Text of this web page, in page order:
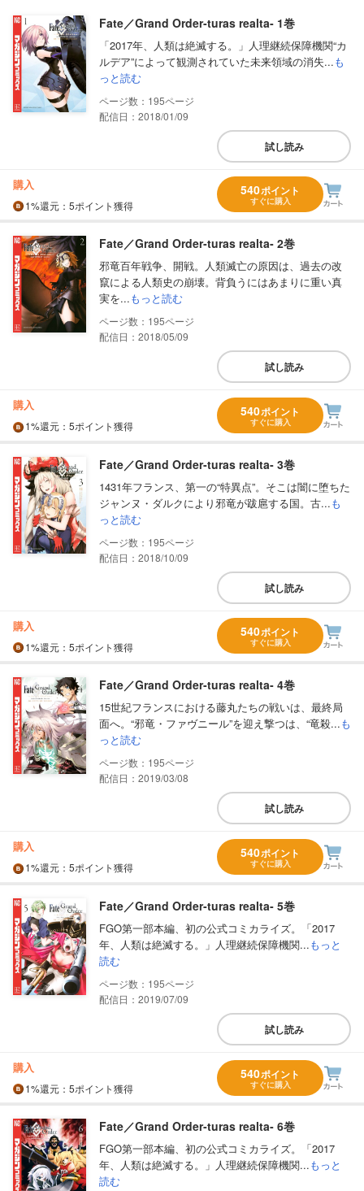
Fate／Grand Order‐turas realta‐ 1巻
「2017年、人類は絶滅する。」人理継続保障機関“カ
ルデア”によって観測されていた未来領域の消失...も
っと読む
195
配信日：2018/01/09
試し読み
購入
1%還元 ：5ポイント獲得
540ポイント
すぐに購入
Fate／Grand Order‐turas realta‐ 2巻
邪竜百年戦争、開戦。人類滅亡の原因は、過去の改
竄による人類史の崩壊。背負うにはあまりに重い真
実を...もっと読む
195
配信日：2018/05/09
試し読み
購入
1%還元 ：5ポイント獲得
540ポイント
すぐに購入
Fate／Grand Order‐turas realta‐ 3巻
1431年フランス、第一の“特異点”。そこは闇に堕ちた
ジャンヌ・ダルクにより邪竜が跋扈する国。古...も
っと読む
195
配信日：2018/10/09
試し読み
購入
1%還元 ：5ポイント獲得
540ポイント
すぐに購入
Fate／Grand Order‐turas realta‐ 4巻
15世紀フランスにおける藤丸たちの戦いは、最終局
面へ。“邪竜・ファヴニール”を迎え撃つは、“竜殺...も
っと読む
195
配信日：2019/03/08
試し読み
購入
1%還元 ：5ポイント獲得
540ポイント
すぐに購入
Fate／Grand Order‐turas realta‐ 5巻
FGO第一部本編、初の公式コミカライズ。「2017
年、人類は絶滅する。」人理継続保障機関...もっと
読む
195
配信日：2019/07/09
試し読み
購入
1%還元 ：5ポイント獲得
540ポイント
すぐに購入
Fate／Grand Order‐turas realta‐ 6巻
FGO第一部本編、初の公式コミカライズ。「2017
年、人類は絶滅する。」人理継続保障機関...もっと
読む